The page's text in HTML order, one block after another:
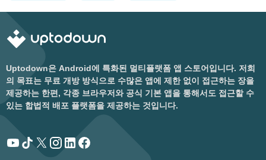
Uptodown은 Android에 특화된 멀티플랫폼 앱 스토어입니다. 저희
의 목표는 무료 개방 방식으로 수많은 앱에 제한 없이 접근하는 장을
제공하는 한편, 각종 브라우저와 공식 기본 앱을 통해서도 접근할 수
있는 합법적 배포 플랫폼을 제공하는 것입니다.